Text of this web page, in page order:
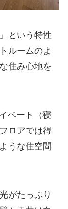
という特性
ルームのよ
住み心地を
ベート（寝
ロアでは得
うな住空間
がたっぷり